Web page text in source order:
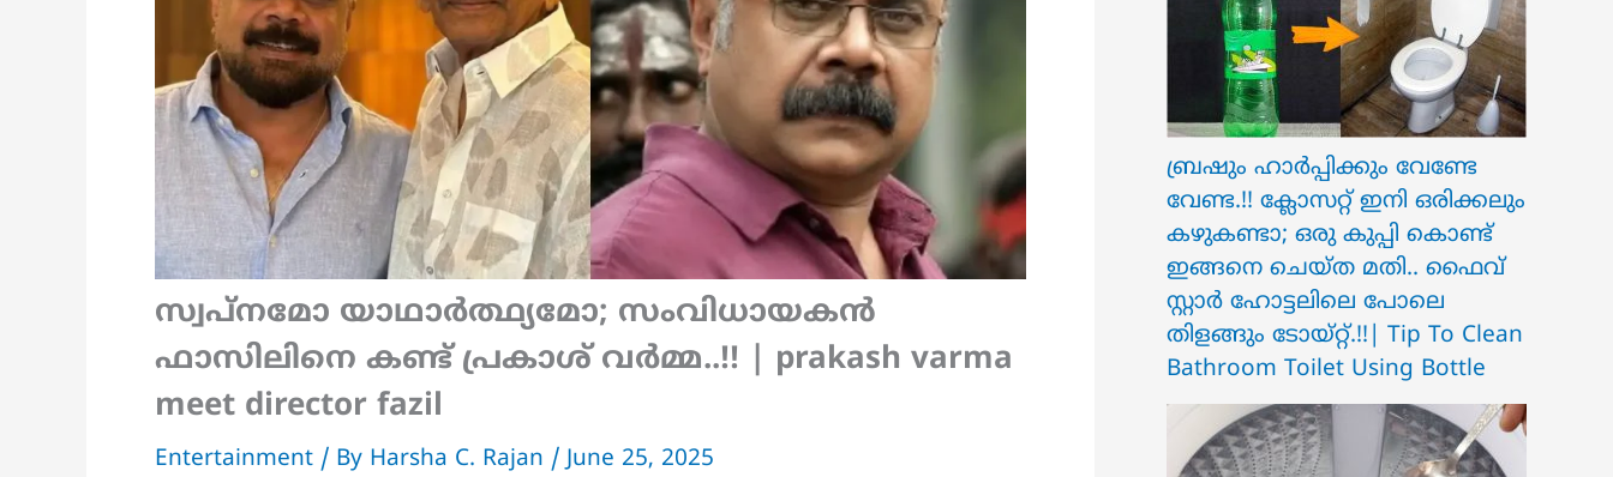
സ്വപ്നമോ യാഥാർത്ഥ്യമോ; സംവിധായകൻ
ഫാസിലിനെ കണ്ട് പ്രകാശ് വർമ്മ..!! | prakash varma
meet director fazil
Entertainment / By Harsha C. Rajan / June 25, 2025
ബ്രഷും ഹാർപ്പിക്കും വേണ്ടേ
വേണ്ട.!! ക്ലോസറ്റ് ഇനി ഒരിക്കലും
കഴുകണ്ടാ; ഒരു കുപ്പി കൊണ്ട്
ഇങ്ങനെ ചെയ്ത മതി.. ഫൈവ്
സ്റ്റാർ ഹോട്ടലിലെ പോലെ
തിളങ്ങും ടോയ്റ്റ്.!!| Tip To Clean
Bathroom Toilet Using Bottle